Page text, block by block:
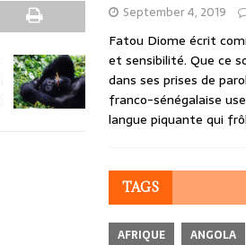
September 4, 2019
Fatou Diome écrit
et sensibilité. Que ce
dans ses prises de
franco-sénégalaise
langue piquante qui
TAGS
AFRIQUE ANGOLA